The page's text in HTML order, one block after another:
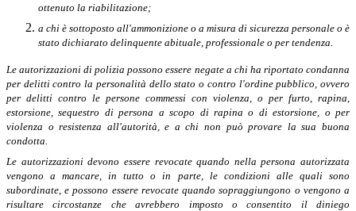
ottenuto la riabilitazione;
a chi è sottoposto all'ammonizione o a misura di sicurezza personale o è
stato dichiarato delinquente abituale, professionale o per tendenza.
Le autorizzazioni di polizia possono essere negate a chi ha riportato condanna
per delitti contro la personalità dello stato o contro l'ordine pubblico, ovvero
per delitti contro le persone commessi con violenza, o per furto, rapina,
estorsione, sequestro di persona a scopo di rapina o di estorsione, o per
violenza o resistenza all'autorità, e a chi non può provare la sua buona
condotta.
Le autorizzazioni devono essere revocate quando nella persona autorizzata
vengono a mancare, in tutto o in parte, le condizioni alle quali sono
subordinate, e possono essere revocate quando sopraggiungono o vengono a
risultare circostanze che avrebbero imposto o consentito il diniego